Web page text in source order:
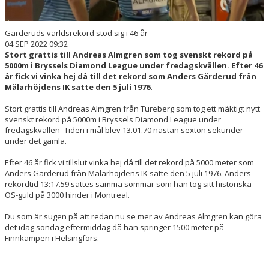
Gärderuds världsrekord stod sig i 46 år
04 SEP 2022 09:32
Stort grattis till Andreas Almgren som tog svenskt rekord på
5000m i Bryssels Diamond League under fredagskvällen. Efter 46
år fick vi vinka hej då till det rekord som Anders Gärderud från
Mälarhöjdens IK satte den 5 juli 1976.
Stort grattis till Andreas Almgren från Tureberg som tog ett mäktigt nytt
svenskt rekord på 5000m i Bryssels Diamond League under
fredagskvällen- Tiden i mål blev 13.01.70 nästan sexton sekunder
under det gamla.
Efter 46 år fick vi tillslut vinka hej då till det rekord på 5000 meter som
Anders Gärderud från Mälarhöjdens IK satte den 5 juli 1976. Anders
rekordtid 13:17.59 sattes samma sommar som han tog sitt historiska
OS-guld på 3000 hinder i Montreal.
Du som är sugen på att redan nu se mer av Andreas Almgren kan göra
det idag söndag eftermiddag då han springer 1500 meter på
Finnkampen i Helsingfors.